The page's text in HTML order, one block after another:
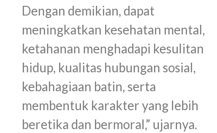
Dengan demikian, dapat
meningkatkan kesehatan mental,
ketahanan menghadapi kesulitan
hidup, kualitas hubungan sosial,
kebahagiaan batin, serta
membentuk karakter yang lebih
beretika dan bermoral,” ujarnya.